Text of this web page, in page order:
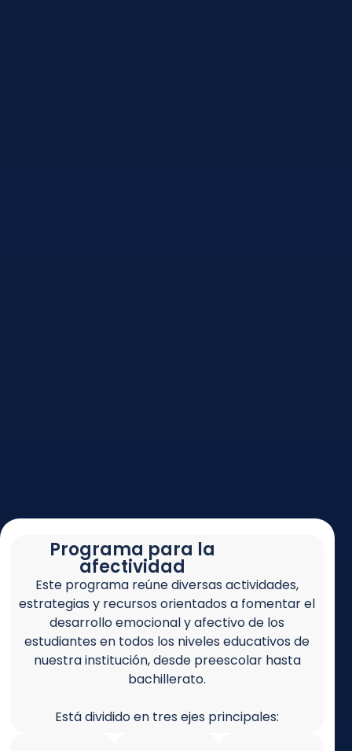
Programa para la
afectividad
Este programa reúne diversas actividades,
estrategias y recursos orientados a fomentar el
desarrollo emocional y afectivo de los
estudiantes en todos los niveles educativos de
nuestra institución, desde preescolar hasta
bachillerato.
Está dividido en tres ejes principales: